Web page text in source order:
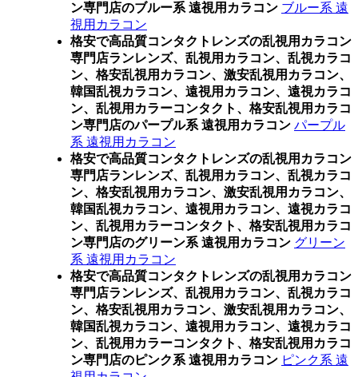
ン専門店のブルー系 遠視用カラコン ブルー系 遠
視用カラコン
格安で高品質コンタクトレンズの乱視用カラコン
専門店ランレンズ、乱視用カラコン、乱視カラコ
ン、格安乱視用カラコン、激安乱視用カラコン、
韓国乱視カラコン、遠視用カラコン、遠視カラコ
ン、乱視用カラーコンタクト、格安乱視用カラコ
ン専門店のパープル系 遠視用カラコン パープル
系 遠視用カラコン
格安で高品質コンタクトレンズの乱視用カラコン
専門店ランレンズ、乱視用カラコン、乱視カラコ
ン、格安乱視用カラコン、激安乱視用カラコン、
韓国乱視カラコン、遠視用カラコン、遠視カラコ
ン、乱視用カラーコンタクト、格安乱視用カラコ
ン専門店のグリーン系 遠視用カラコン グリーン
系 遠視用カラコン
格安で高品質コンタクトレンズの乱視用カラコン
専門店ランレンズ、乱視用カラコン、乱視カラコ
ン、格安乱視用カラコン、激安乱視用カラコン、
韓国乱視カラコン、遠視用カラコン、遠視カラコ
ン、乱視用カラーコンタクト、格安乱視用カラコ
ン専門店のピンク系 遠視用カラコン ピンク系 遠